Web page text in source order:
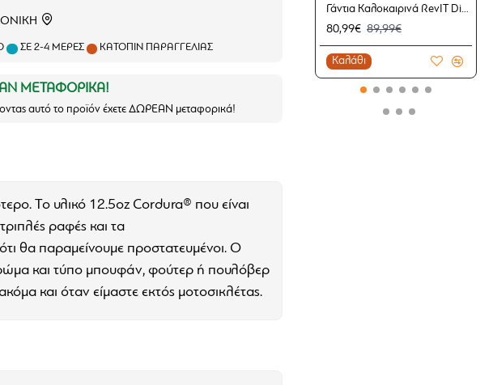
ΣΕ 2-4 ΜΈΡΕΣ ΚΑΤΌΠΙΝ ΠΑΡΑΓΓΕΛΊΑΣ
ΜΕΤΑΦΟΡΙΚΑ!
αυτό το προϊόν έχετε ΔΩΡΕΑΝ μεταφορικά!
Το υλικό 12.5oz Cordura® που είναι
ραφές και τα
θα παραμείνουμε προστατευμένοι. O
και τύπο μπουφάν, φούτερ ή πουλόβερ
και όταν είμαστε εκτός μοτοσικλέτας.
Γάντια Καλοκαιρινά RevIT Dirt 4 μαύρα-κόκκινα
80,99€ 89,99€
Καλάθι